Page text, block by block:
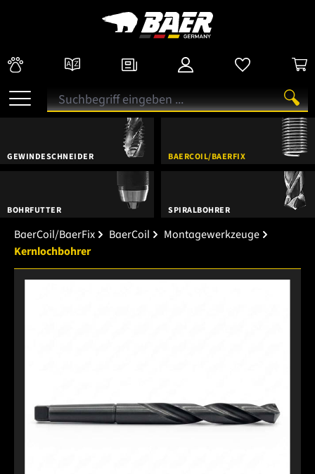
GEWINDESCHNEIDER BAERCOIL/BAERFIX
BOHRFUTTER SPIRALBOHRER
BaerCoil/BaerFix BaerCoil
Montagewerkzeuge
Kernlochbohrer